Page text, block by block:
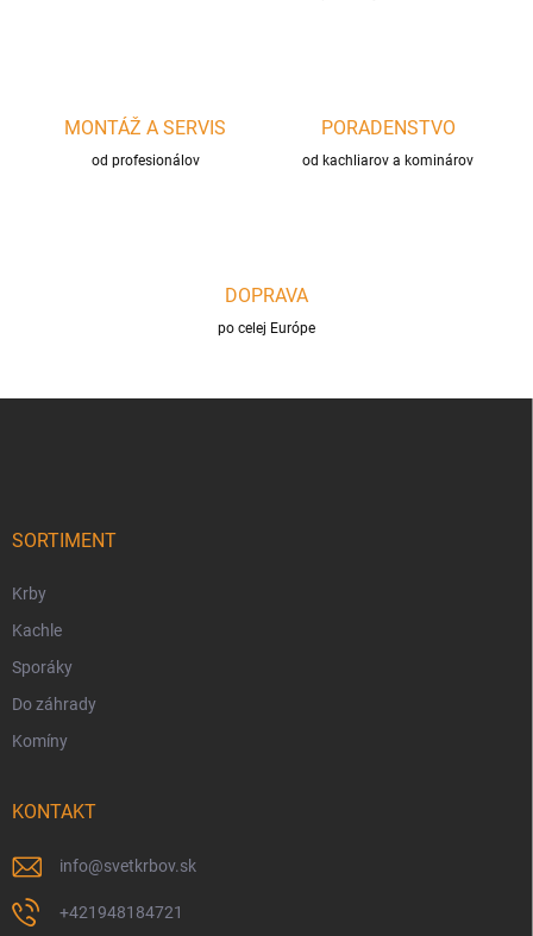
MONTÁŽ A SERVIS
od profesionálov
PORADENSTVO
od kachliarov a kominárov
DOPRAVA
po celej Európe
SORTIMENT
Krby
Kachle
Sporáky
Do záhrady
Komíny
KONTAKT
info@svetkrbov.sk
+421948184721